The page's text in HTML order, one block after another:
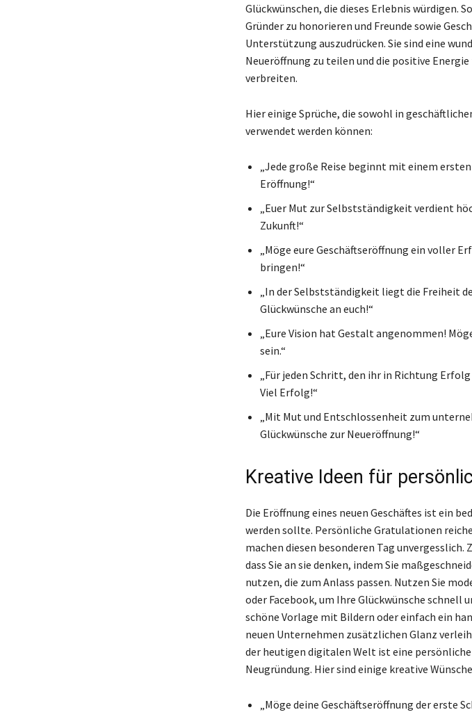
Glückwünschen, die dieses Erlebnis würdigen.
Gründer zu honorieren und Freunde sowie
Unterstützung auszudrücken. Sie sind eine
Neueröffnung zu teilen und die positive
verbreiten.
Hier einige Sprüche, die sowohl in
verwendet werden können:
„Jede große Reise beginnt mit einem
Eröffnung!“
„Euer Mut zur Selbstständigkeit verdient
Zukunft!“
„Möge eure Geschäftseröffnung ein voller
bringen!“
„In der Selbstständigkeit liegt die Freiheit
Glückwünsche an euch!“
„Eure Vision hat Gestalt angenommen!
sein.“
„Für jeden Schritt, den ihr in Richtung
Viel Erfolg!“
„Mit Mut und Entschlossenheit zum
Glückwünsche zur Neueröffnung!“
Kreative Ideen für
Die Eröffnung eines neuen Geschäftes ist ein
werden sollte. Persönliche Gratulationen
machen diesen besonderen Tag unvergesslich.
dass Sie an sie denken, indem Sie
nutzen, die zum Anlass passen. Nutzen Sie
oder Facebook, um Ihre Glückwünsche
schöne Vorlage mit Bildern oder einfach ein
neuen Unternehmen zusätzlichen Glanz
der heutigen digitalen Welt ist eine
Neugründung. Hier sind einige kreative
„Möge deine Geschäftseröffnung der erste